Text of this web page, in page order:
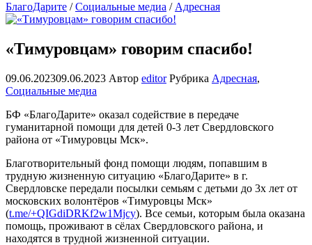
БлагоДарите /Социальные медиа / Адресная
«Тимуровцам» говорим спасибо!
09.06.202309.06.2023 Автор editor Рубрика Адресная,
Социальные медиа
БФ «БлагоДарите» оказал содействие в передаче
гуманитарной помощи для детей 0-3 лет Свердловского
района от «Тимуровцы Мск».
Благотворительный фонд помощи людям, попавшим в
трудную жизненную ситуацию «БлагоДарите» в г.
Свердловске передали посылки семьям с детьми до 3х лет от
московских волонтёров «Тимуровцы Мск»
(t.me/+QIGdiDRKf2w1Mjcy). Все семьи, которым была оказана
помощь, проживают в сёлах Свердловского района, и
находятся в трудной жизненной ситуации.